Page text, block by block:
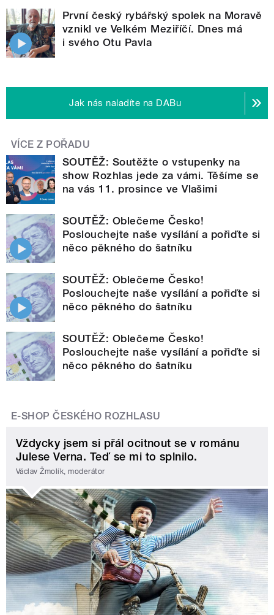
První český rybářský spolek na Moravě
vznikl ve Velkém Meziříčí. Dnes má
i svého Otu Pavla
Jak nás naladíte na DABu
VÍCE Z POŘADU
SOUTĚŽ: Soutěžte o vstupenky na
show Rozhlas jede za vámi. Těšíme se
na vás 11. prosince ve Vlašimi
SOUTĚŽ: Oblečeme Česko!
Poslouchejte naše vysílání a pořiďte si
něco pěkného do šatníku
SOUTĚŽ: Oblečeme Česko!
Poslouchejte naše vysílání a pořiďte si
něco pěkného do šatníku
SOUTĚŽ: Oblečeme Česko!
Poslouchejte naše vysílání a pořiďte si
něco pěkného do šatníku
E-SHOP ČESKÉHO ROZHLASU
Vždycky jsem si přál ocitnout se v románu
Julese Verna. Teď se mi to splnilo.
Václav Žmolík, moderátor